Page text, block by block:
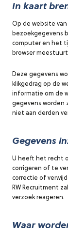
In kaart
Op de website
bezoekgegevens
computer en het
browser
Deze gegevens
klikgedrag op de
informatie om de
gegevens worden
niet aan derden
Gegevens
U heeft het recht
corrigeren of te
correctie of
RW Recruitment
verzoek reageren.
Waar